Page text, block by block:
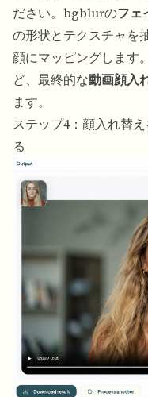
ださい。bgblurのフェ
の形状とテクスチャを
顔にマッピングします
ど、最終的な動画顔入
ます。
ステップ4：顔入れ替
る